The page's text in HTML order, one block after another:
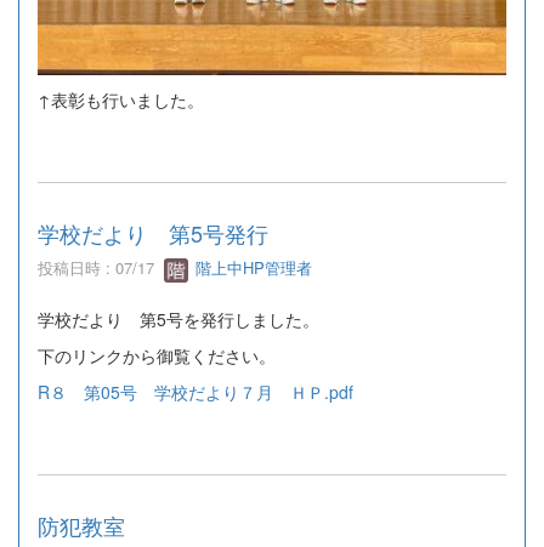
↑表彰も行いました。
学校だより 第5号発行
投稿日時 : 07/17 階上中HP管理者
学校だより 第5号を発行しました。
下のリンクから御覧ください。
R８ 第05号 学校だより７月 ＨＰ.pdf
防犯教室